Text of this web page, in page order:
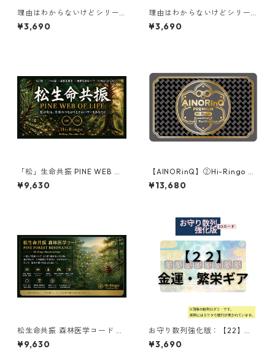
理由はわからないけどシリー
ズ【A】｜なぜかぐっすり眠れ
る❷ 深眠ギア すやすやとろん
¥3,690
理由はわからないけどシリー
ズ【H】｜なぜか人に好かれる
◉無意識魅力ギア はぴはぴさん
¥3,690
「松」生命共振 PINE WEB OF
LIFE ーHi-Ringo Function G
earー
¥9,630
【AINORinQ】②Hi-Ringo 家
系・住まい•場の浄化カード A
ncestral & Home Purificatio
¥13,680
松生命共振 森林医学コード PI
NE FOREST RESONANCE ーH
i-Ringo Function Gearー
¥9,630
お守り数列強化版：【22】金
運・繁栄ギア
¥3,690